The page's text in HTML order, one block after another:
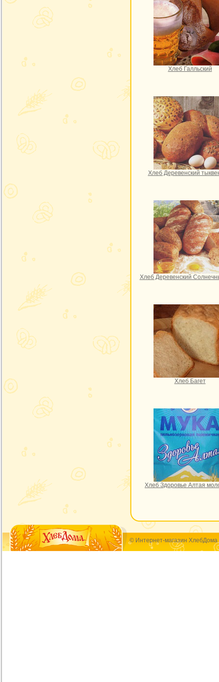
Хлеб Галльский
Хлеб Деревенский
Хлеб Деревенский
Хлеб Багет
Хлеб Здоровье Алтая
© Интернет-магазин ХлебДома